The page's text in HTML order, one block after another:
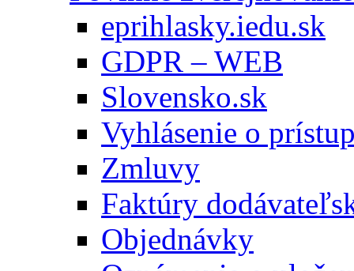
eprihlasky.iedu.sk
GDPR – WEB
Slovensko.sk
Vyhlásenie o
Zmluvy
Faktúry
Objednávky